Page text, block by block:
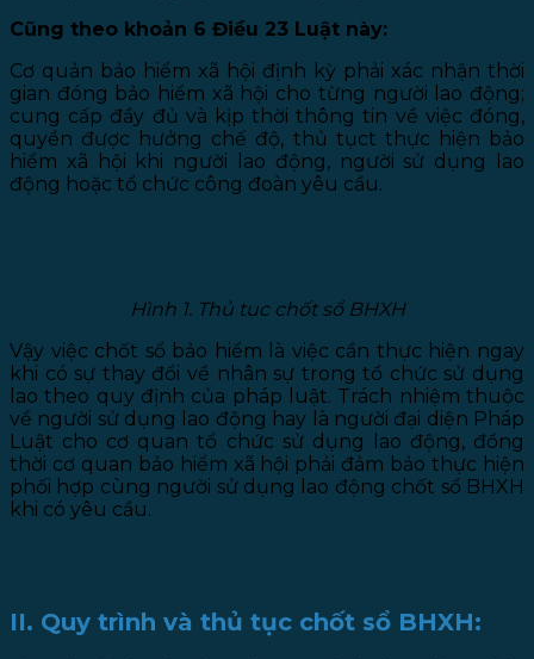
Cũng theo khoản 6 Điều 23 Luật này:
Cơ quản bảo hiểm xã hội định kỳ phải xác nhận thời
gian đóng bảo hiểm xã hội cho từng người lao động;
cung cấp đầy đủ và kịp thời thông tin về việc đóng,
quyền được hưởng chế độ, thủ tụct thực hiện bảo
hiểm xã hội khi người lao động, người sử dụng lao
động hoặc tổ chức công đoàn yêu cầu.
Hình 1. Thủ tuc chốt sổ BHXH
Vậy việc chốt sổ bảo hiểm là việc cần thực hiện ngay
khi có sự thay đổi về nhân sự trong tổ chức sử dụng
lao theo quy định của pháp luật. Trách nhiệm thuộc
về người sử dụng lao động hay là người đại diện Pháp
Luật cho cơ quan tổ chức sử dụng lao động, đồng
thời cơ quan bảo hiểm xã hội phải đảm bảo thực hiện
phối hợp cùng người sử dụng lao động chốt sổ BHXH
khi có yêu cầu.
II. Quy trình và thủ tục chốt sổ BHXH: